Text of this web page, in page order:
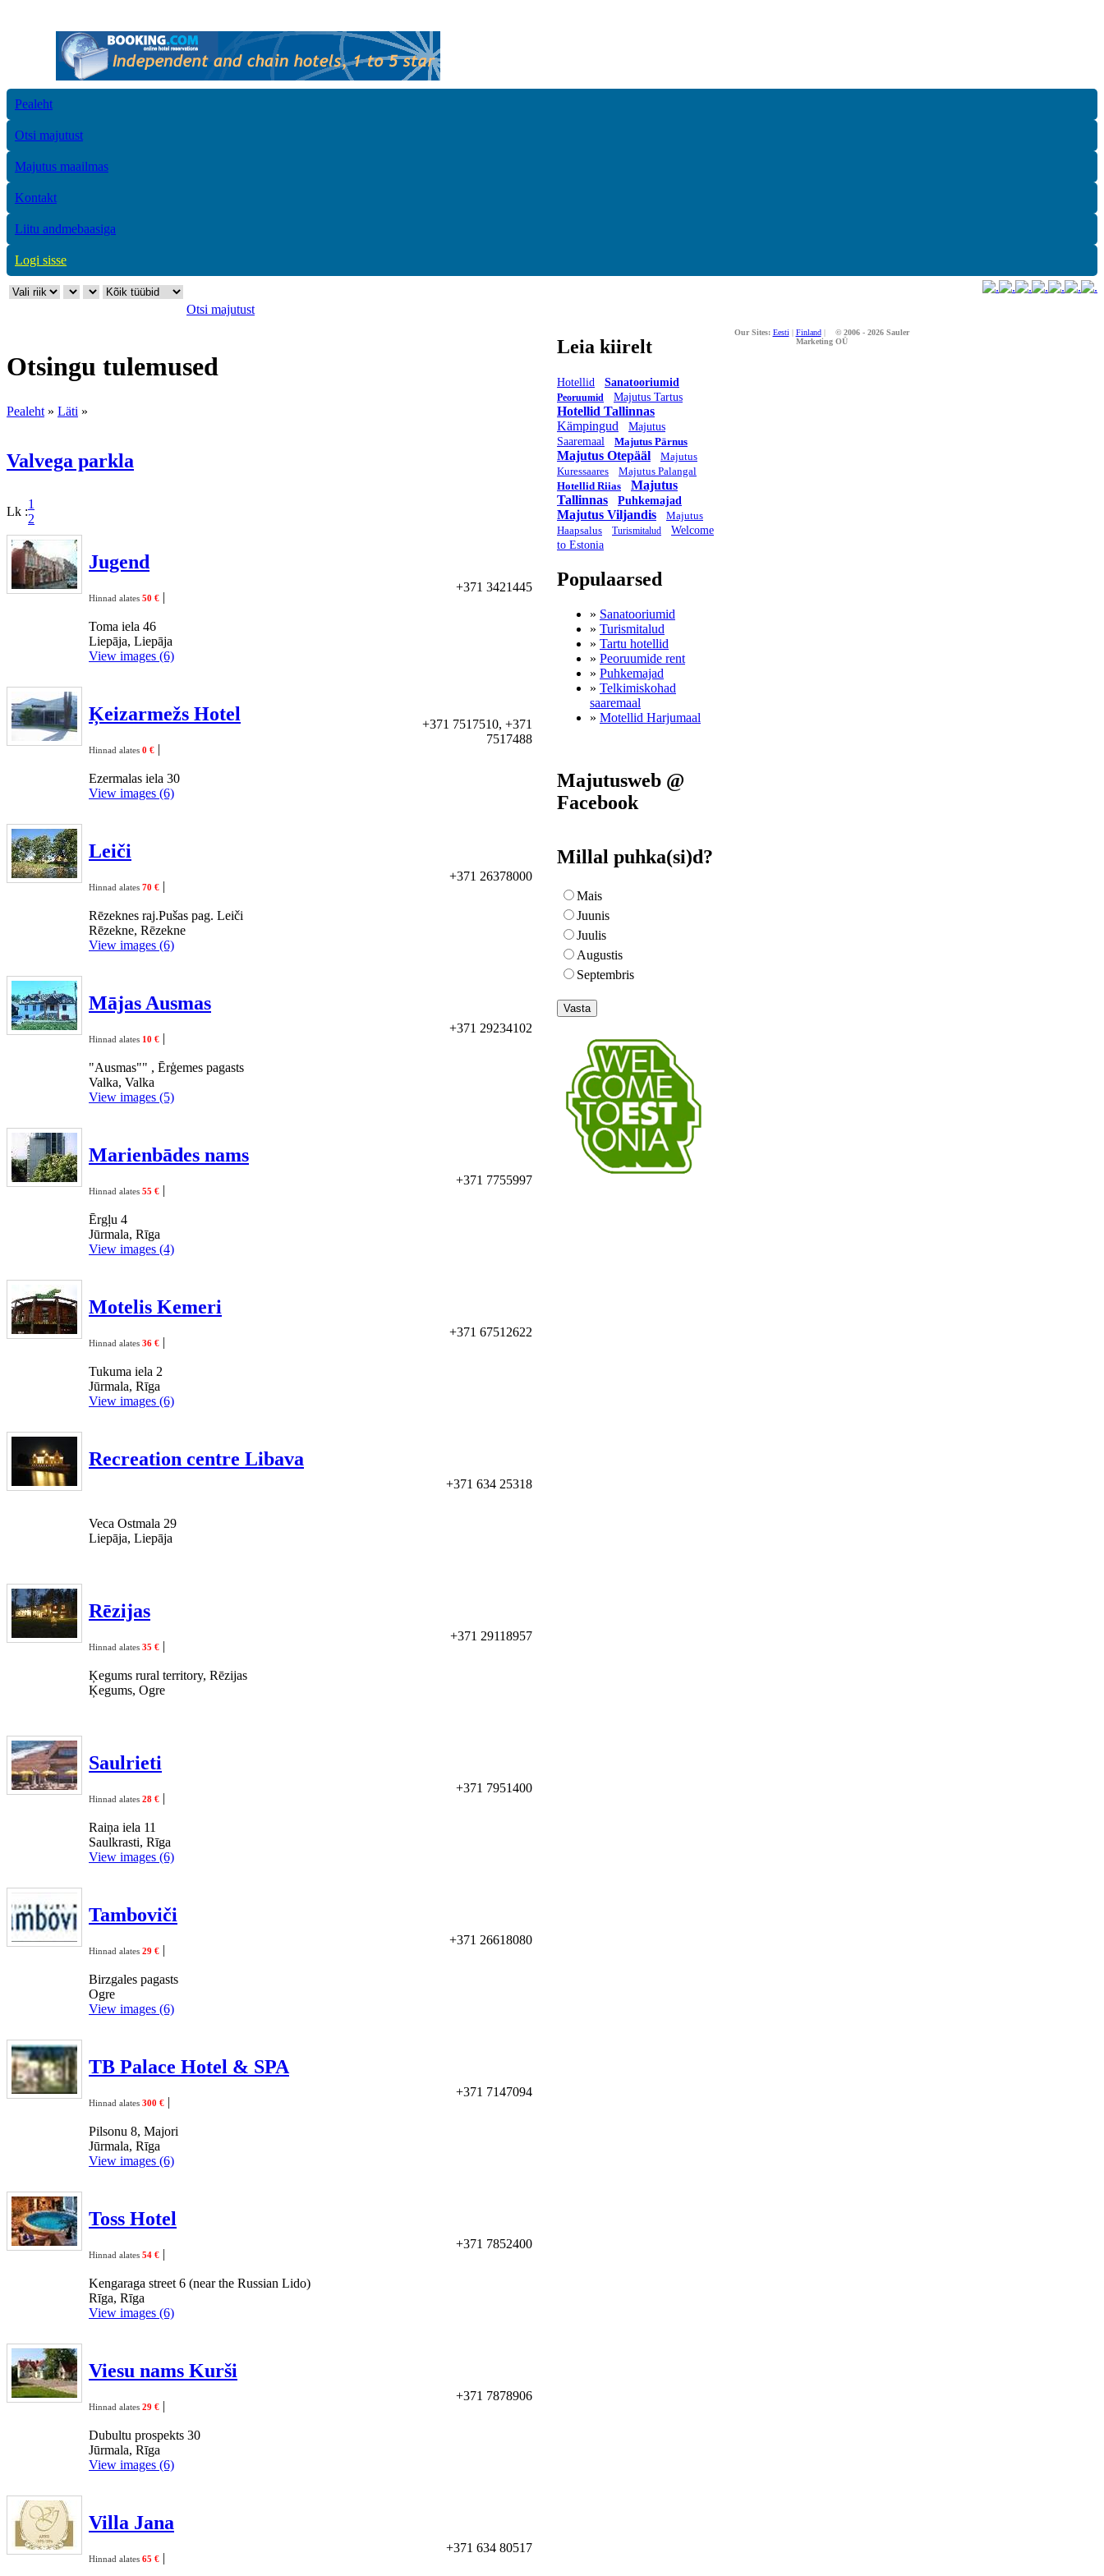
Pealeht
Otsi majutust
Majutus maailmas
Kontakt
Liitu andmebaasiga
Logi sisse
Otsi majutust
Otsingu tulemused
Pealeht » Läti »
Valvega parkla
Lk :
1
2
Jugend
Hinnad alates 50 € |
Toma iela 46
Liepāja, Liepāja
+371 3421445
View images (6)
Ķeizarmežs Hotel
Hinnad alates 0 € |
Ezermalas iela 30
+371 7517510, +371
7517488
View images (6)
Leiči
Hinnad alates 70 € |
Rēzeknes raj.Pušas pag. Leiči
Rēzekne, Rēzekne
+371 26378000
View images (6)
Mājas Ausmas
Hinnad alates 10 € |
"Ausmas"" , Ērģemes pagasts
Valka, Valka
+371 29234102
View images (5)
Marienbādes nams
Hinnad alates 55 € |
Ērgļu 4
Jūrmala, Rīga
+371 7755997
View images (4)
Motelis Kemeri
Hinnad alates 36 € |
Tukuma iela 2
Jūrmala, Rīga
+371 67512622
View images (6)
Recreation centre Libava
Veca Ostmala 29
Liepāja, Liepāja
+371 634 25318
Rēzijas
Hinnad alates 35 € |
Ķegums rural territory, Rēzijas
Ķegums, Ogre
+371 29118957
Saulrieti
Hinnad alates 28 € |
Raiņa iela 11
Saulkrasti, Rīga
+371 7951400
View images (6)
Tamboviči
Hinnad alates 29 € |
Birzgales pagasts
Ogre
+371 26618080
View images (6)
TB Palace Hotel & SPA
Hinnad alates 300 € |
Pilsonu 8, Majori
Jūrmala, Rīga
+371 7147094
View images (6)
Toss Hotel
Hinnad alates 54 € |
Kengaraga street 6 (near the Russian Lido)
Rīga, Rīga
+371 7852400
View images (6)
Viesu nams Kurši
Hinnad alates 29 € |
Dubultu prospekts 30
Jūrmala, Rīga
+371 7878906
View images (6)
Villa Jana
Hinnad alates 65 € |
+371 634 80517
Leia kiirelt
Hotellid Sanatooriumid
Peoruumid Majutus Tartus
Hotellid Tallinnas
Kämpingud
Majutus
Saaremaal
Majutus Pärnus
Majutus Otepääl
Majutus
Kuressaares
Majutus Palangal
Hotellid Riias
Majutus
Tallinnas
Puhkemajad
Majutus Viljandis
Majutus
Haapsalus
Turismitalud
Welcome
to Estonia
Populaarsed
» Sanatooriumid
» Turismitalud
» Tartu hotellid
» Peoruumide rent
» Puhkemajad
» Telkimiskohad
saaremaal
» Motellid Harjumaal
Majutusweb @
Facebook
Millal puhka(si)d?
Mais
Juunis
Juulis
Augustis
Septembris
Our Sites: Eesti | Finland| © 2006 - 2026 Sauler
Marketing OÜ